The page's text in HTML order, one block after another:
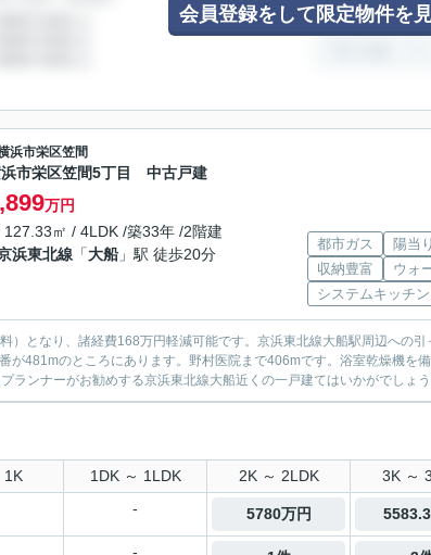
会員登録をして限定物件を
浜市栄区笠間
市栄区笠間5丁目 中古戸建
万円
127.33㎡ / 4LDK /築33年 /2階建
浜東北線 「大船」駅 徒歩20分
都市ガス 陽当
収納豊富
ウォ
システムキッチン
）となり、諸経費168万円軽減可能です。京浜東北線大船駅周辺への
481mのところにあります。野村医院まで406mです。浴室乾燥機を備
ランナーがお勧めする京浜東北線大船近くの一戸建てはいかがでしょ
1K 1DK ～ 1LDK 2K ～ 2LDK 3K ～
- 5780万円